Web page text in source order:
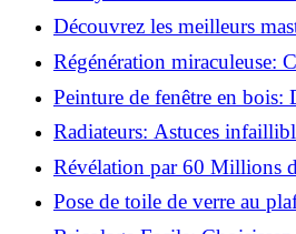
préparer vos surfaces!
Découvrez les meilleurs
dès 6,70 €!
Régénération miraculeuse:
régénérative peut restaurer
Peinture de fenêtre en bois:
techniques infaillibles pour
Radiateurs: Astuces
tuyaux apparents!
Révélation par 60 Millions
Découvrez le sérum anti-
Pose de toile de verre au
pour débutants!